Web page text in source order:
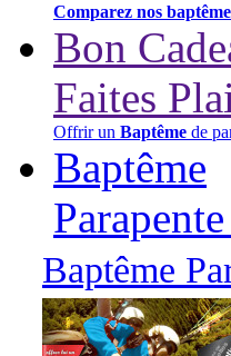
Comparez nos
Bon
Faites
Offrir un Baptême de
Baptême
Baptême